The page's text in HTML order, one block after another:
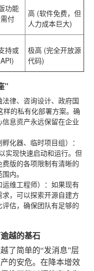
功能
付
高 (软件免费，但
人力成本巨大)
持或
极高 (完全开放源
代码)
”
法律、咨询设计、政府国
的私有化部署方案。确
息资产永远保留在企业
化器、临时项目组）：
实现快速启动和运行。但
版的各项限制有清晰的
内。
运维工程师）：如果现有
，可以探索开源自建方
估，确保团队有足够的
越的基石
了简单的“发消息”层
的安危。在降本增效